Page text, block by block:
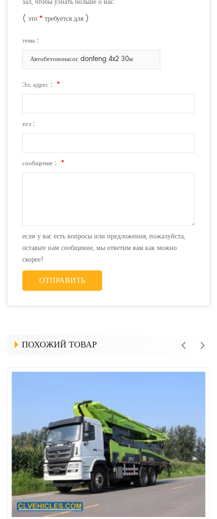
( это * требуется для )
тема :
Автобетононасос donfeng 4x2 30м
Эл. адрес : *
тел :
сообщение : *
если у вас есть вопросы или предложения, пожалуйста,
оставьте нам сообщение, мы ответим вам как можно
скорее!
ПОХОЖИЙ ТОВАР